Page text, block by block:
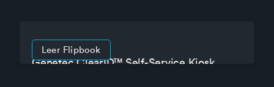
Genetec ClearID™ Self-Service Kiosk
Leer Flipbook